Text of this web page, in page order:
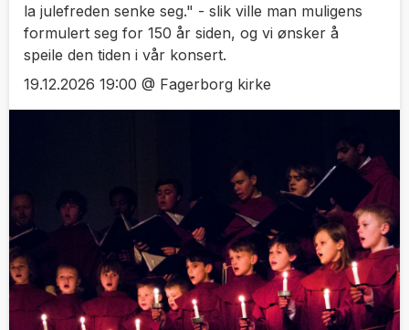
la julefreden senke seg." - slik ville man muligens
formulert seg for 150 år siden, og vi ønsker å
speile den tiden i vår konsert.
19.12.2026 19:00 @ Fagerborg kirke